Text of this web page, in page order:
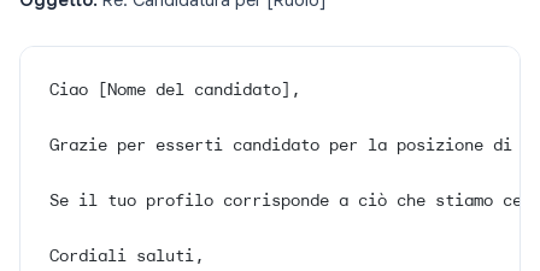
Ciao [Nome del candidato],
Grazie per esserti candidato per la posizione di
Se il tuo profilo corrisponde a ciò che stiamo
Cordiali saluti,